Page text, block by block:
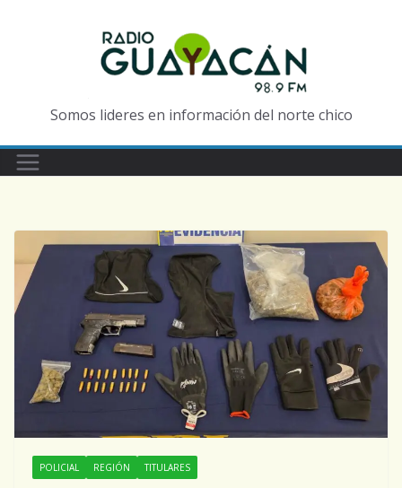
Somos lideres en información del norte chico
POLICIAL REGIÓN TITULARES